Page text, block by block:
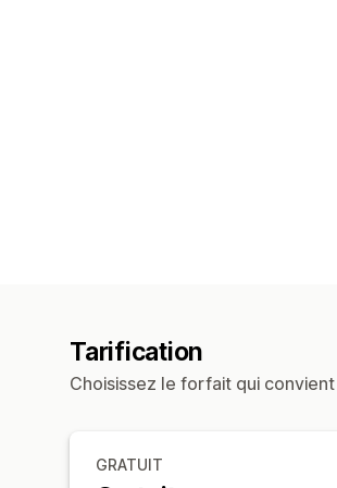
Tarification
Choisissez le forfait qui
GRATUIT